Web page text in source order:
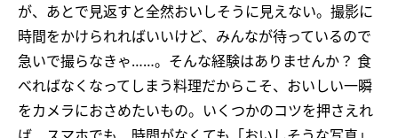
が、あとで見返すと全然おいしそうに見えない。撮影に
時間をかけられればいいけど、みんなが待っているので
急いで撮らなきゃ……。そんな経験はありませんか？ 食
べればなくなってしまう料理だからこそ、おいしい一瞬
をカメラにおさめたいもの。いくつかのコツを押さえれ